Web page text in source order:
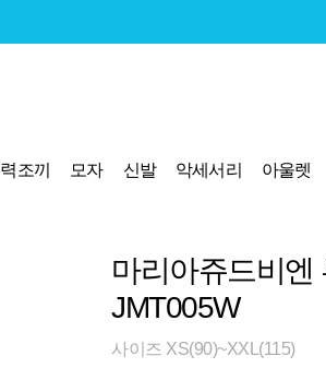
조끼 모자 신발 악세서리
아울렛
마리아쥬드비엔
JMT005W
사이즈 XS(90)~XXL(115)